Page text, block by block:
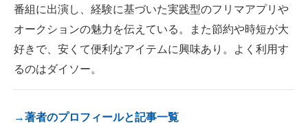
建設×テクノロジーの最前線
番組に出演し、経験に基づいた実践型のフリマアプリや
オークションの魅力を伝えている。また節約や時短が大
好きで、安くて便利なアイテムに興味あり。よく利用す
るのはダイソー。
→著者のプロフィールと記事一覧